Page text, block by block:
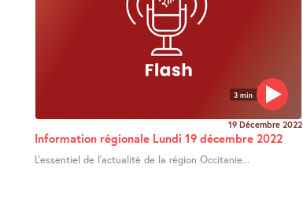
3 min
19 Décembre 2022
Information régionale Lundi 19 décembre 2022
L’essentiel de l’actualité de la région Occitanie...